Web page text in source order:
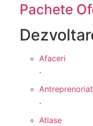
Pachete
Afaceri
.
Antreprenoriat
.
Atlase